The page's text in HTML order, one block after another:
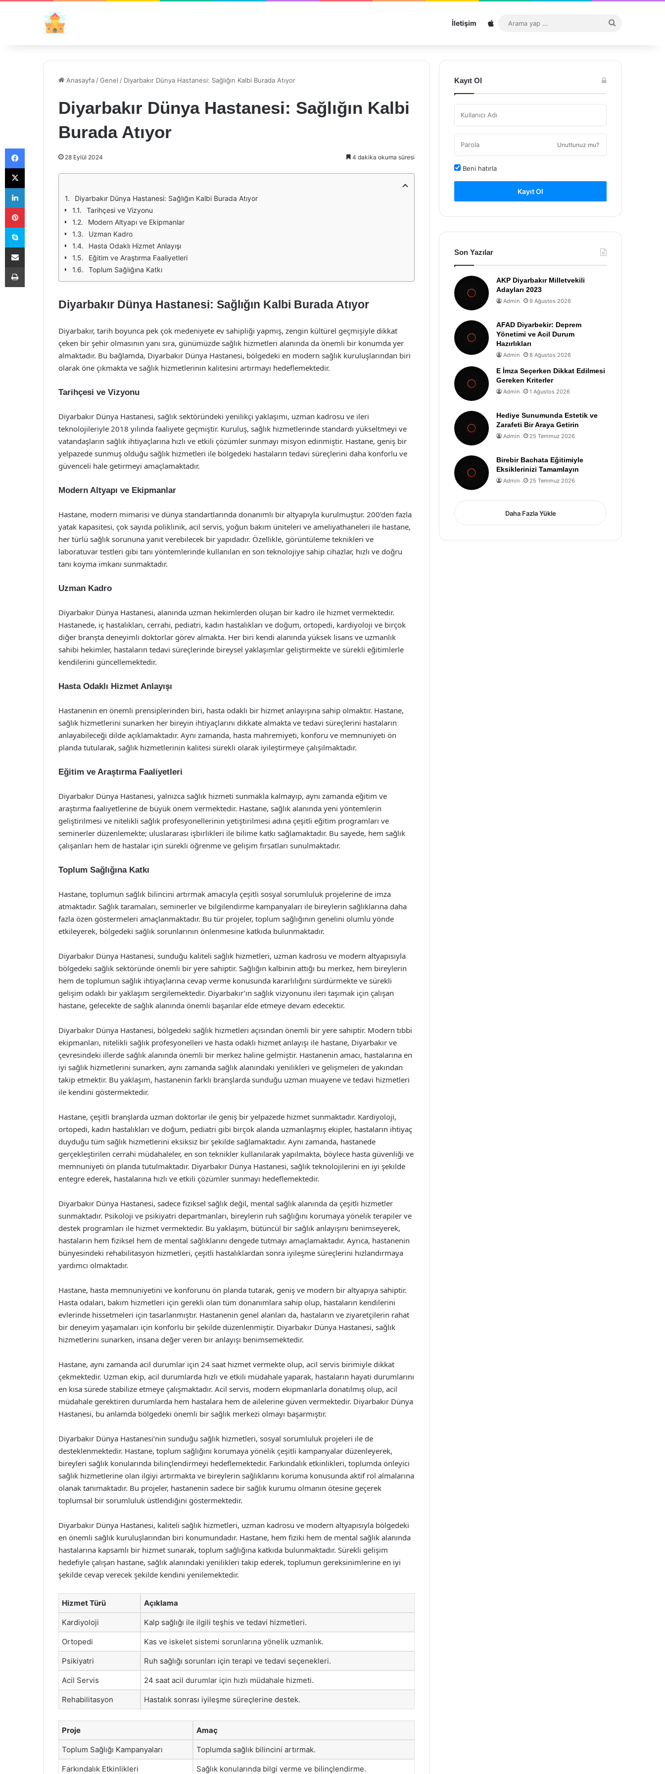
İletişim Sitemap
...
Anasayfa /Genel / Diyarbakır Dünya Hastanesi: Sağlığın Kalbi Burada Atıyor
Diyarbakır Dünya Hastanesi: Sağlığın Kalbi
Burada Atıyor
28 Eylül 2024 4 dakika okuma süresi
Diyarbakır Dünya Hastanesi: Sağlığın Kalbi Burada Atıyor
Tarihçesi ve Vizyonu
Modern Altyapı ve Ekipmanlar
Uzman Kadro
Hasta Odaklı Hizmet Anlayışı
Eğitim ve Araştırma Faaliyetleri
Toplum Sağlığına Katkı
Diyarbakır Dünya Hastanesi: Sağlığın Kalbi Burada Atıyor
Diyarbakır, tarih boyunca pek çok medeniyete ev sahipliği yapmış, zengin kültürel geçmişiyle dikkat
çeken bir şehir olmasının yanı sıra, günümüzde sağlık hizmetleri alanında da önemli bir konumda yer
almaktadır. Bu bağlamda, Diyarbakır Dünya Hastanesi, bölgedeki en modern sağlık kuruluşlarından biri
olarak öne çıkmakta ve sağlık hizmetlerinin kalitesini artırmayı hedeflemektedir.
Tarihçesi ve Vizyonu
Diyarbakır Dünya Hastanesi, sağlık sektöründeki yenilikçi yaklaşımı, uzman kadrosu ve ileri
teknolojileriyle 2018 yılında faaliyete geçmiştir. Kuruluş, sağlık hizmetlerinde standardı yükseltmeyi ve
vatandaşların sağlık ihtiyaçlarına hızlı ve etkili çözümler sunmayı misyon edinmiştir. Hastane, geniş bir
yelpazede sunmuş olduğu sağlık hizmetleri ile bölgedeki hastaların tedavi süreçlerini daha konforlu ve
güvenceli hale getirmeyi amaçlamaktadır.
Modern Altyapı ve Ekipmanlar
Hastane, modern mimarisi ve dünya standartlarında donanımlı bir altyapıyla kurulmuştur. 200’den fazla
yatak kapasitesi, çok sayıda poliklinik, acil servis, yoğun bakım üniteleri ve ameliyathaneleri ile hastane,
her türlü sağlık sorununa yanıt verebilecek bir yapıdadır. Özellikle, görüntüleme teknikleri ve
laboratuvar testleri gibi tanı yöntemlerinde kullanılan en son teknolojiye sahip cihazlar, hızlı ve doğru
tanı koyma imkanı sunmaktadır.
Uzman Kadro
Diyarbakır Dünya Hastanesi, alanında uzman hekimlerden oluşan bir kadro ile hizmet vermektedir.
Hastanede, iç hastalıkları, cerrahi, pediatri, kadın hastalıkları ve doğum, ortopedi, kardiyoloji ve birçok
diğer branşta deneyimli doktorlar görev almakta. Her biri kendi alanında yüksek lisans ve uzmanlık
sahibi hekimler, hastaların tedavi süreçlerinde bireysel yaklaşımlar geliştirmekte ve sürekli eğitimlerle
kendilerini güncellemektedir.
Hasta Odaklı Hizmet Anlayışı
Hastanenin en önemli prensiplerinden biri, hasta odaklı bir hizmet anlayışına sahip olmaktır. Hastane,
sağlık hizmetlerini sunarken her bireyin ihtiyaçlarını dikkate almakta ve tedavi süreçlerini hastaların
anlayabileceği dilde açıklamaktadır. Aynı zamanda, hasta mahremiyeti, konforu ve memnuniyeti ön
planda tutularak, sağlık hizmetlerinin kalitesi sürekli olarak iyileştirmeye çalışılmaktadır.
Eğitim ve Araştırma Faaliyetleri
Diyarbakır Dünya Hastanesi, yalnızca sağlık hizmeti sunmakla kalmayıp, aynı zamanda eğitim ve
araştırma faaliyetlerine de büyük önem vermektedir. Hastane, sağlık alanında yeni yöntemlerin
geliştirilmesi ve nitelikli sağlık profesyonellerinin yetiştirilmesi adına çeşitli eğitim programları ve
seminerler düzenlemekte; uluslararası işbirlikleri ile bilime katkı sağlamaktadır. Bu sayede, hem sağlık
çalışanları hem de hastalar için sürekli öğrenme ve gelişim fırsatları sunulmaktadır.
Toplum Sağlığına Katkı
Hastane, toplumun sağlık bilincini artırmak amacıyla çeşitli sosyal sorumluluk projelerine de imza
atmaktadır. Sağlık taramaları, seminerler ve bilgilendirme kampanyaları ile bireylerin sağlıklarına daha
fazla özen göstermeleri amaçlanmaktadır. Bu tür projeler, toplum sağlığının genelini olumlu yönde
etkileyerek, bölgedeki sağlık sorunlarının önlenmesine katkıda bulunmaktadır.
Diyarbakır Dünya Hastanesi, sunduğu kaliteli sağlık hizmetleri, uzman kadrosu ve modern altyapısıyla
bölgedeki sağlık sektöründe önemli bir yere sahiptir. Sağlığın kalbinin attığı bu merkez, hem bireylerin
hem de toplumun sağlık ihtiyaçlarına cevap verme konusunda kararlılığını sürdürmekte ve sürekli
gelişim odaklı bir yaklaşım sergilemektedir. Diyarbakır’ın sağlık vizyonunu ileri taşımak için çalışan
hastane, gelecekte de sağlık alanında önemli başarılar elde etmeye devam edecektir.
Diyarbakır Dünya Hastanesi, bölgedeki sağlık hizmetleri açısından önemli bir yere sahiptir. Modern tıbbi
ekipmanları, nitelikli sağlık profesyonelleri ve hasta odaklı hizmet anlayışı ile hastane, Diyarbakır ve
çevresindeki illerde sağlık alanında önemli bir merkez haline gelmiştir. Hastanenin amacı, hastalarına en
iyi sağlık hizmetlerini sunarken, aynı zamanda sağlık alanındaki yenilikleri ve gelişmeleri de yakından
takip etmektir. Bu yaklaşım, hastanenin farklı branşlarda sunduğu uzman muayene ve tedavi hizmetleri
ile kendini göstermektedir.
Hastane, çeşitli branşlarda uzman doktorlar ile geniş bir yelpazede hizmet sunmaktadır. Kardiyoloji,
ortopedi, kadın hastalıkları ve doğum, pediatri gibi birçok alanda uzmanlaşmış ekipler, hastaların ihtiyaç
duyduğu tüm sağlık hizmetlerini eksiksiz bir şekilde sağlamaktadır. Aynı zamanda, hastanede
gerçekleştirilen cerrahi müdahaleler, en son teknikler kullanılarak yapılmakta, böylece hasta güvenliği ve
memnuniyeti ön planda tutulmaktadır. Diyarbakır Dünya Hastanesi, sağlık teknolojilerini en iyi şekilde
entegre ederek, hastalarına hızlı ve etkili çözümler sunmayı hedeflemektedir.
Diyarbakır Dünya Hastanesi, sadece fiziksel sağlık değil, mental sağlık alanında da çeşitli hizmetler
sunmaktadır. Psikoloji ve psikiyatri departmanları, bireylerin ruh sağlığını korumaya yönelik terapiler ve
destek programları ile hizmet vermektedir. Bu yaklaşım, bütüncül bir sağlık anlayışını benimseyerek,
hastaların hem fiziksel hem de mental sağlıklarını dengede tutmayı amaçlamaktadır. Ayrıca, hastanenin
bünyesindeki rehabilitasyon hizmetleri, çeşitli hastalıklardan sonra iyileşme süreçlerini hızlandırmaya
yardımcı olmaktadır.
Hastane, hasta memnuniyetini ve konforunu ön planda tutarak, geniş ve modern bir altyapıya sahiptir.
Hasta odaları, bakım hizmetleri için gerekli olan tüm donanımlara sahip olup, hastaların kendilerini
evlerinde hissetmeleri için tasarlanmıştır. Hastanenin genel alanları da, hastaların ve ziyaretçilerin rahat
bir deneyim yaşamaları için konforlu bir şekilde düzenlenmiştir. Diyarbakır Dünya Hastanesi, sağlık
hizmetlerini sunarken, insana değer veren bir anlayışı benimsemektedir.
Hastane, aynı zamanda acil durumlar için 24 saat hizmet vermekte olup, acil servis birimiyle dikkat
çekmektedir. Uzman ekip, acil durumlarda hızlı ve etkili müdahale yaparak, hastaların hayati durumlarını
en kısa sürede stabilize etmeye çalışmaktadır. Acil servis, modern ekipmanlarla donatılmış olup, acil
müdahale gerektiren durumlarda hem hastalara hem de ailelerine güven vermektedir. Diyarbakır Dünya
Hastanesi, bu anlamda bölgedeki önemli bir sağlık merkezi olmayı başarmıştır.
Diyarbakır Dünya Hastanesi’nin sunduğu sağlık hizmetleri, sosyal sorumluluk projeleri ile de
desteklenmektedir. Hastane, toplum sağlığını korumaya yönelik çeşitli kampanyalar düzenleyerek,
bireyleri sağlık konularında bilinçlendirmeyi hedeflemektedir. Farkındalık etkinlikleri, toplumda önleyici
sağlık hizmetlerine olan ilgiyi artırmakta ve bireylerin sağlıklarını koruma konusunda aktif rol almalarına
olanak tanımaktadır. Bu projeler, hastanenin sadece bir sağlık kurumu olmanın ötesine geçerek
toplumsal bir sorumluluk üstlendiğini göstermektedir.
Diyarbakır Dünya Hastanesi, kaliteli sağlık hizmetleri, uzman kadrosu ve modern altyapısıyla bölgedeki
en önemli sağlık kuruluşlarından biri konumundadır. Hastane, hem fiziki hem de mental sağlık alanında
hastalarına kapsamlı bir hizmet sunarak, toplum sağlığına katkıda bulunmaktadır. Sürekli gelişim
hedefiyle çalışan hastane, sağlık alanındaki yenilikleri takip ederek, toplumun gereksinimlerine en iyi
şekilde cevap verecek şekilde kendini yenilemektedir.
Hizmet Türü Açıklama
Kardiyoloji Kalp sağlığı ile ilgili teşhis ve tedavi hizmetleri.
Ortopedi Kas ve iskelet sistemi sorunlarına yönelik uzmanlık.
Psikiyatri Ruh sağlığı sorunları için terapi ve tedavi seçenekleri.
Acil Servis 24 saat acil durumlar için hızlı müdahale hizmeti.
Rehabilitasyon Hastalık sonrası iyileşme süreçlerine destek.
Proje Amaç
Toplum Sağlığı Kampanyaları Toplumda sağlık bilincini artırmak.
Farkındalık Etkinlikleri Sağlık konularında bilgi verme ve bilinçlendirme.
Kayıt Ol
Unuttunuz mu?
Beni hatırla
Kayıt Ol
Son Yazılar
AKP Diyarbakır Milletvekili
Adayları 2023
Admin 9 Ağustos 2026
AFAD Diyarbekir: Deprem
Yönetimi ve Acil Durum
Hazırlıkları
Admin 8 Ağustos 2026
E İmza Seçerken Dikkat Edilmesi
Gereken Kriterler
Admin 1 Ağustos 2026
Hediye Sunumunda Estetik ve
Zarafeti Bir Araya Getirin
Admin 25 Temmuz 2026
Birebir Bachata Eğitimiyle
Eksiklerinizi Tamamlayın
Admin 25 Temmuz 2026
Daha Fazla Yükle
Facebook
X
LinkedIn
Pinterest
Skype
E-Posta ile paylaş